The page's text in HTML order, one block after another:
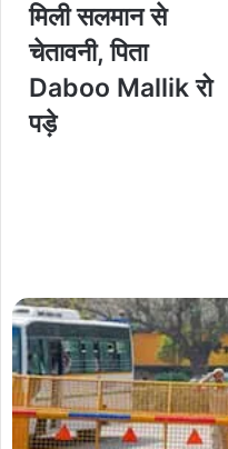
मिली सलमान से
चेतावनी, पिता
Daboo Mallik रो
पड़े